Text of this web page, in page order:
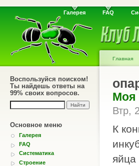
Галерея FAQ
Воспользуйся поиском!
Ты найдешь ответы на
99% своих вопросов.
Основное меню
Галерея
FAQ
Систематика
Строение
Главная
Моя
Втр,
К
яйца